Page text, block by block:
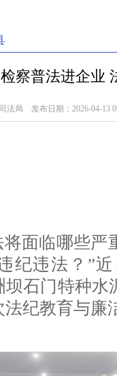
察普法进企业
局 发布日期：2026-04-13
将面临哪些
纪违法？”
坝石门特种
纪教育与廉